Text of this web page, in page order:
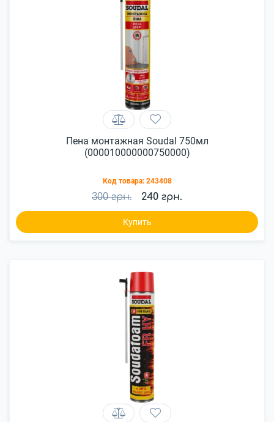
Пена монтажная Soudal 750мл
(000010000000750000)
Код товара: 243408
300 грн. 240 грн.
Купить